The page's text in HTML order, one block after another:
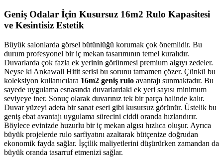
Geniş Odalar İçin Kusursuz 16m2 Rulo Kapasitesi
ve Kesintisiz Estetik
Büyük salonlarda görsel bütünlüğü korumak çok önemlidir. Bu
durum profesyonel bir iç mekan tasarımının temel kuralıdır.
Duvarlarda çok fazla ek yerinin görünmesi premium algıyı zedeler.
Neyse ki Ankawall Hitit serisi bu sorunu tamamen çözer. Çünkü bu
koleksiyon kullanıcılara 16m2 geniş rulo avantajı sunmaktadır. Bu
sayede uygulama esnasında duvarlardaki ek yeri sayısı minimum
seviyeye iner. Sonuç olarak duvarınız tek bir parça halinde kalır.
Duvar yüzeyi adeta bir sanat eseri gibi kusursuz görünür. Üstelik bu
geniş ebat avantajı uygulama sürecini ciddi oranda hızlandırır.
Böylece evinizde huzurlu bir iç mekan algısı hızlıca oluşur. Ayrıca
büyük projelerde rulo sarfiyatını azaltarak bütçenize doğrudan
ekonomik fayda sağlar. İşçilik maliyetlerini düşürürken zamandan da
büyük oranda tasarruf etmenizi sağlar.